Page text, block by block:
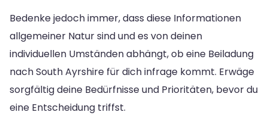
Bedenke jedoch immer, dass diese Informationen
allgemeiner Natur sind und es von deinen
individuellen Umständen abhängt, ob eine Beiladung
nach South Ayrshire für dich infrage kommt. Erwäge
sorgfältig deine Bedürfnisse und Prioritäten, bevor du
eine Entscheidung triffst.